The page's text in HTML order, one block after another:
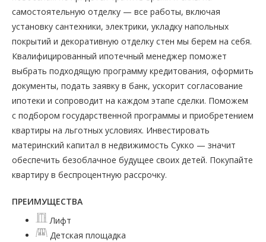
самостоятельную отделку — все работы, включая
установку сантехники, электрики, укладку напольных
покрытий и декоративную отделку стен мы берем на себя.
Квалифицированный ипотечный менеджер поможет
выбрать подходящую программу кредитования, оформить
документы, подать заявку в банк, ускорит согласование
ипотеки и сопроводит на каждом этапе сделки. Поможем
с подбором государственной программы и приобретением
квартиры на льготных условиях. Инвестировать
материнский капитал в недвижимость Сукко — значит
обеспечить безоблачное будущее своих детей. Покупайте
квартиру в беспроцентную рассрочку.
ПРЕИМУЩЕСТВА
Лифт
Детская площадка